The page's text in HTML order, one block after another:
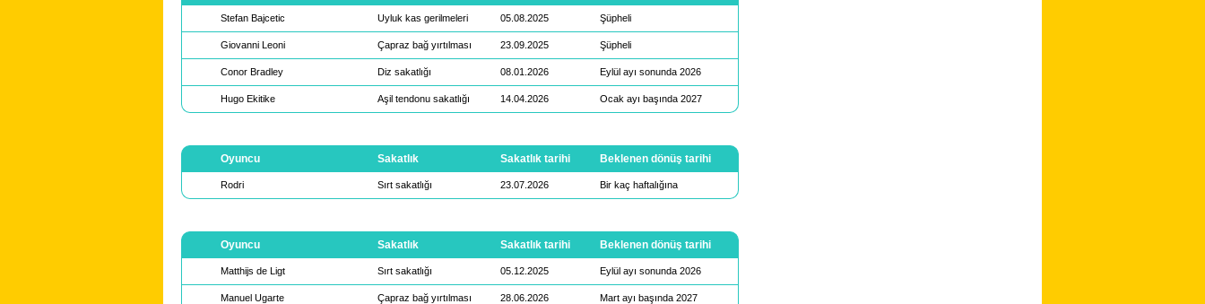
Stefan Bajcetic Uyluk kas gerilmeleri 05.08.2025 Şüpheli
Giovanni Leoni Çapraz bağ yırtılması 23.09.2025 Şüpheli
Conor Bradley Diz sakatlığı 08.01.2026 Eylül ayı sonunda 2026
Hugo Ekitike Aşil tendonu sakatlığı 14.04.2026 Ocak ayı başında 2027
Oyuncu Sakatlık Sakatlık tarihi Beklenen dönüş tarihi
Rodri Sırt sakatlığı 23.07.2026 Bir kaç haftalığına
Oyuncu Sakatlık Sakatlık tarihi Beklenen dönüş tarihi
Matthijs de Ligt Sırt sakatlığı 05.12.2025 Eylül ayı sonunda 2026
Manuel Ugarte Çapraz bağ yırtılması 28.06.2026 Mart ayı başında 2027